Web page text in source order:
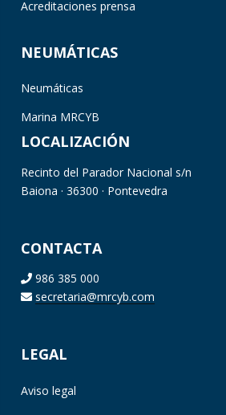
Acreditaciones prensa
NEUMÁTICAS
Neumáticas
Marina MRCYB
LOCALIZACIÓN
Recinto del Parador Nacional s/n
Baiona · 36300 · Pontevedra
CONTACTA
986 385 000
secretaria@mrcyb.com
LEGAL
Aviso legal